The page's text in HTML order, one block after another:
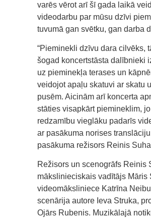
varēs vērot arī šī gada laikā
videodarbu par mūsu dzīvi
tuvumā gan svētku, gan darba
“Pieminekli dzīvu dara cilvēks,
šogad koncertstāsta dalībnieki
uz pieminekļa terases un
veidojot apaļu skatuvi ar skatu
pusēm. Aicinām arī koncerta
stāties visapkārt piemineklim, jo
redzamību vieglāku padarīs
ar pasākuma norises
pasākuma režisors Reinis
Režisors un scenogrāfs Reinis
mākslinieciskais vadītājs Māris
videomāksliniece Katrīna
scenārija autore Ieva Struka,
Ojārs Rubenis. Muzikālajā